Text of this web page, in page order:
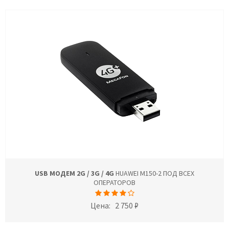
USB МОДЕМ 2G / 3G / 4G HUAWEI M150-2 ПОД ВСЕХ
ОПЕРАТОРОВ
Цена: 2 750 ₽